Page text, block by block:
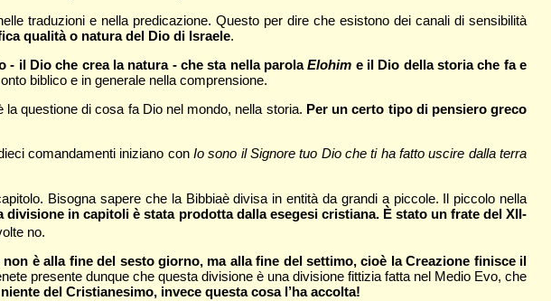
traduzioni e nella predicazione. Questo per dire che esistono dei canali di sensibilità
qualità o natura del Dio di Israele.
- il Dio che crea la natura - che sta nella parolaElohim e il Dio della storia che fa e
biblico e in generale nella comprensione.
questione di cosa fa Dio nel mondo, nella storia. Per un certo tipo di pensiero greco
comandamenti iniziano con Io sono il Signore tuo Dio che ti ha fatto uscire dalla terra
Bisogna sapere che la Bibbiaè divisa in entità da grandi a piccole. Il piccolo nella
divisione in capitoli è stata prodotta dalla esegesi cristiana. È stato un frate del XII-
no.
è alla fine del sesto giorno, ma alla fine del settimo, cioè la Creazione finisce il
presente dunque che questa divisione è una divisione fittizia fatta nel Medio Evo, che
del Cristianesimo, invece questa cosa l’ha accolta!